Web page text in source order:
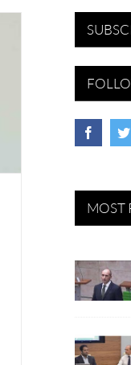
MOST